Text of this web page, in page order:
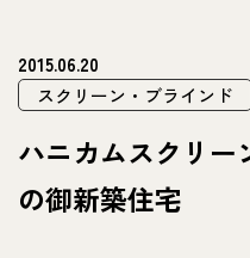
2015.06.20
スクリーン・ブラインド
ハニカムスクリ
の御新築住宅